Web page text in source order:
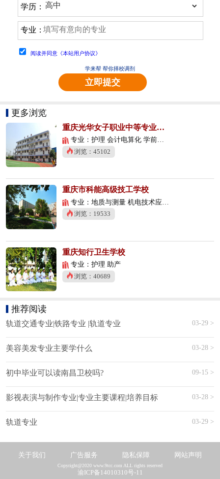
学历：
专业：
阅读并同意《本站用户协议》
学来帮 帮你择校调剂
立即提交
更多浏览
重庆光华女子职业中等专业学校
专业：护理 会计电算化 学前教育
浏览：45102
重庆市科能高级技工学校
专业：地质与测量 机电技术应用 数控技术应用
浏览：19533
重庆知行卫生学校
专业：护理 助产
浏览：40689
推荐阅读
轨道交通专业|铁路专业 |轨道专业 03-29 >
美容美发专业主要学什么 03-28 >
初中毕业可以读南昌卫校吗? 09-15 >
影视表演与制作专业|专业主要课程|培养目标 03-28 >
轨道专业 03-29 >
关于我们 广告服务 隐私保障 网站声明
Copyright@2020 www.9tcc.com ALL rights reserved
渝ICP备14010310号-11